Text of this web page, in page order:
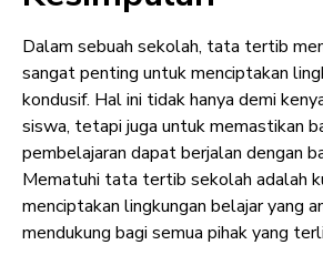
Dalam sebuah sekolah, tata tertib
sangat penting untuk menciptakan
kondusif. Hal ini tidak hanya demi
siswa, tetapi juga untuk memastikan
pembelajaran dapat berjalan dengan
Mematuhi tata tertib sekolah adalah
menciptakan lingkungan belajar yang
mendukung bagi semua pihak yang